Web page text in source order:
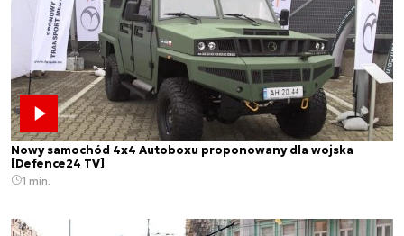
Nowy samochód 4x4 Autoboxu proponowany dla wojska
[Defence24 TV]
1 min.